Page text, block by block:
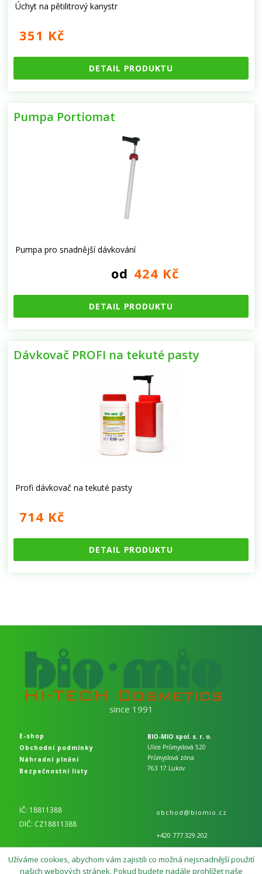
Úchyt na pětilitrový kanystr
351 Kč
DETAIL PRODUKTU
Pumpa Portiomat
Pumpa pro snadnější dávkování
od 424 Kč
DETAIL PRODUKTU
Dávkovač PROFI na tekuté pasty
Profi dávkovač na tekuté pasty
714 Kč
DETAIL PRODUKTU
since 1991
E-shop
Obchodní podmínky
Náhradní plnění
Bezpečnostní listy
BIO-MIO spol. s. r. o.
Ulice Průmyslová 520
Průmyslová zóna
763 17 Lukov
IČ: 18811388
DIČ: CZ18811388
obchod@biomio.cz
+420 777 329 202
Užíváme cookies, abychom vám zajistili co možná nejsnadnější použití
našich webových stránek. Pokud budete nadále prohlížet naše